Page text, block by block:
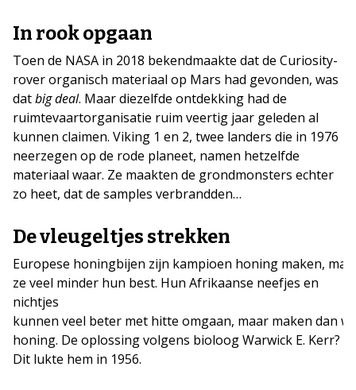
In rook opgaan
Toen de NASA in 2018 bekendmaakte dat de Curiosity-
rover organisch materiaal op Mars had gevonden, was
datbig deal. Maar diezelfde ontdekking had de
ruimtevaartorganisatie ruim veertig jaar geleden al
kunnen claimen. Viking 1 en 2, twee landers die in 1976
neerzegen op de rode planeet, namen hetzelfde
materiaal waar. Ze maakten de grondmonsters echter
zo heet, dat de samples verbrandden…
De vleugeltjes strekken
Europese honingbijen zijn kampioen honing maken,
ze veel minder hun best. Hun Afrikaanse neefjes en
nichtjes
kunnen veel beter met hitte omgaan, maar maken dan
honing. De oplossing volgens bioloog Warwick E. Kerr?
Dit lukte hem in 1956.